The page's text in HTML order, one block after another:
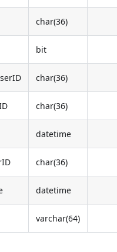
char(36)
bit
char(36)
char(36)
datetime
char(36)
datetime
varchar(64)